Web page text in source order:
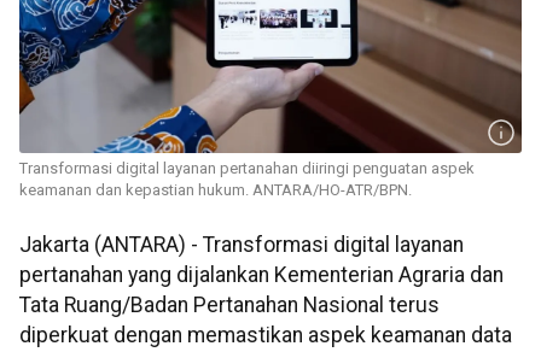
Transformasi digital layanan pertanahan diiringi penguatan aspek
keamanan dan kepastian hukum. ANTARA/HO-ATR/BPN.
Jakarta (ANTARA) - Transformasi digital layanan
pertanahan yang dijalankan Kementerian Agraria dan
Tata Ruang/Badan Pertanahan Nasional terus
diperkuat dengan memastikan aspek keamanan data